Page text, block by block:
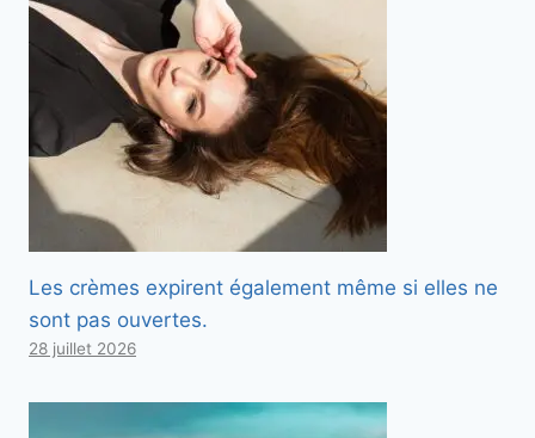
Les crèmes expirent également même si elles ne
sont pas ouvertes.
28 juillet 2026